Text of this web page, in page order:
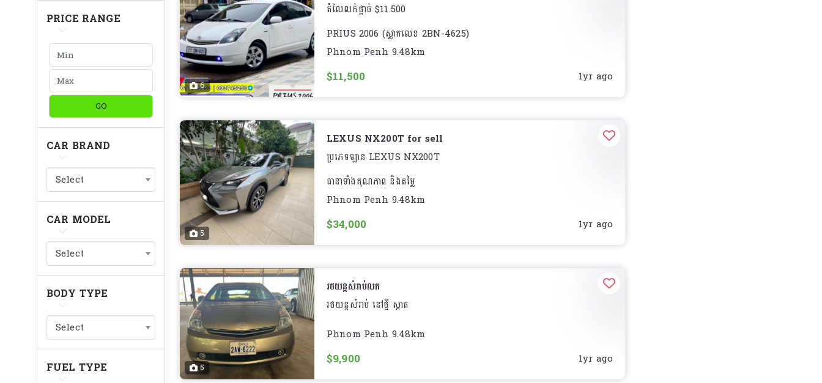
PRICE RANGE
GO
CAR BRAND
Select
CAR MODEL
Select
BODY TYPE
Select
FUEL TYPE
6
តំលៃលក់ផ្តាច់ $11.500
PRIUS 2006 (ស្លាកលេខ 2BN-4625)
Full OPT ស
===========
តំលៃស្នើរបង់រំលស់
? តម្លៃ: $11.xxx
? ប្រចាំខែ: 2xx$ (72ខែ) | ?ចូលរួម: 1,xxx$
===========
ឈ្មោះម្ចាស់ឡាន : កែ សិលា
តេឡេក្រាម :
@sila8989
Phnom Penh 9.48km
$11,500 1yr ago
5
LEXUS NX200T for sell
ប្រភេទឡាន LEXUS NX200T
ធានាទាំងគុណភាព និងតម្លៃ
ឡានស្អាត អត់បុកប៉ះ
Phnom Penh 9.48km
$34,000 1yr ago
5
រថយន្តសំរាប់លក
រថយន្តសំរាប់ នៅថ្មី ស្អាត
Phnom Penh 9.48km
$9,900 1yr ago